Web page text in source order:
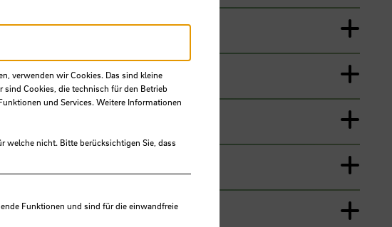
verwenden wir Cookies. Das sind kleine
sind Cookies, die technisch für den Betrieb
und Services. Weitere Informationen
welche nicht. Bitte berücksichtigen Sie, dass
Funktionen und sind für die einwandfreie